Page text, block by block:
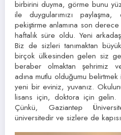
birbirini duyma, görme bunu
ile duygularımızı
pekiştirme anlamına son
haftalık süre oldu. Yeni
Biz de sizleri tanımaktan
birçok ülkesinden gelen siz
beraber olmaktan şehrimiz
adına mutlu olduğumu belirtmek
yeni bir eviniz, yuvanız.
lisans için, doktora için gelin.
Çünkü, Gaziantep
üniversitedir ve sizlere de